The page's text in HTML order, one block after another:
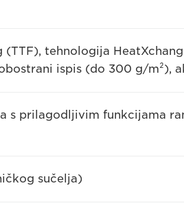
(TTF), tehnologija
ispis (do 300 g/m²),
s prilagodljivim funkcijama
sučelja)